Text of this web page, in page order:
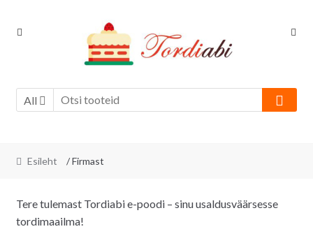
Skip
Skip
All
Esileht / Firmast
Tere tulemast Tordiabi e-poodi – sinu usaldusväärsesse
tordimaailma!